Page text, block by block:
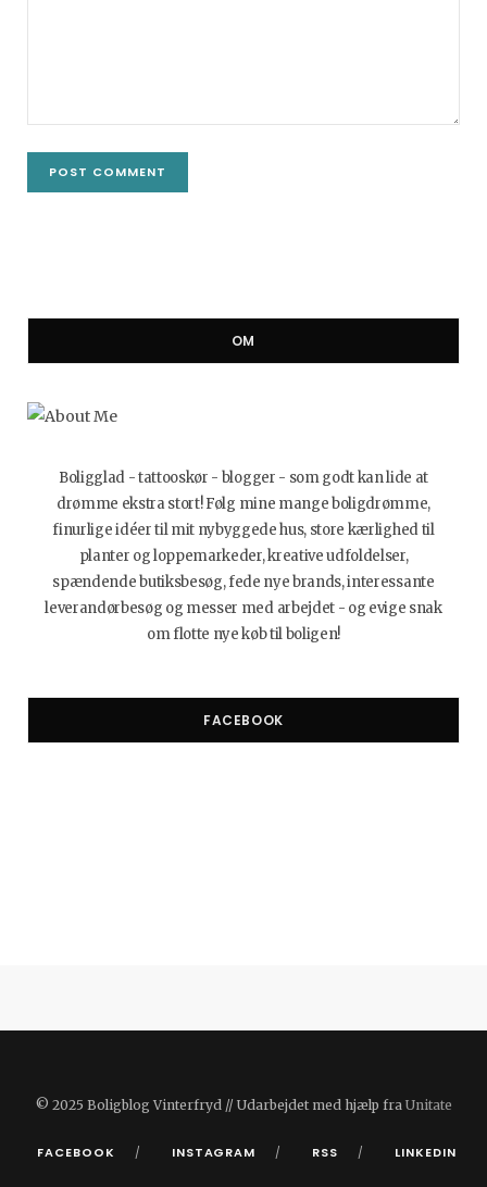
OM
Boligglad - tattooskør - blogger - som godt kan lide at
drømme ekstra stort! Følg mine mange boligdrømme,
finurlige idéer til mit nybyggede hus, store kærlighed til
planter og loppemarkeder, kreative udfoldelser,
spændende butiksbesøg, fede nye brands, interessante
leverandørbesøg og messer med arbejdet - og evige snak
om flotte nye køb til boligen!
FACEBOOK
© 2025 Boligblog Vinterfryd // Udarbejdet med hjælp fra Unitate
FACEBOOK INSTAGRAM RSS LINKEDIN